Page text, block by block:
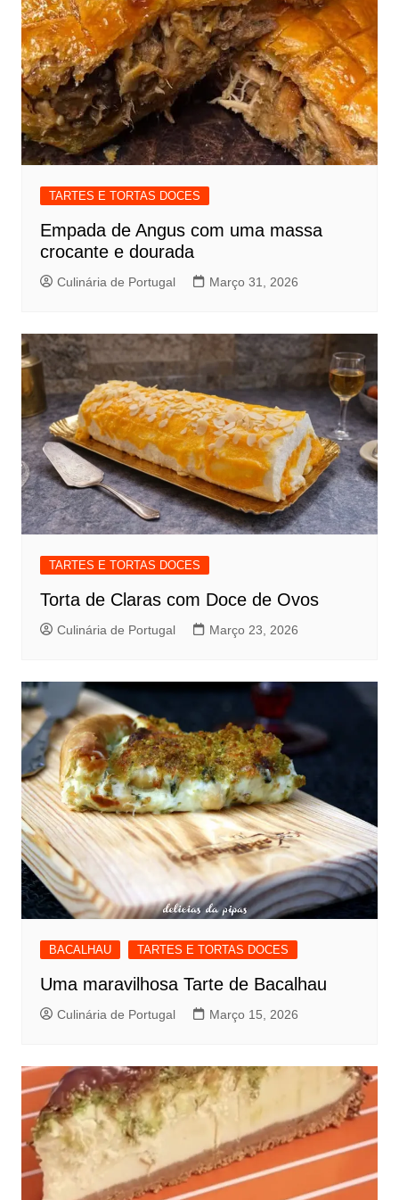
TARTES E TORTAS DOCES
Empada de Angus com uma massa
crocante e dourada
Culinária de Portugal Março 31, 2026
TARTES E TORTAS DOCES
Torta de Claras com Doce de Ovos
Culinária de Portugal Março 23, 2026
BACALHAU TARTES E TORTAS DOCES
Uma maravilhosa Tarte de Bacalhau
Culinária de Portugal Março 15, 2026